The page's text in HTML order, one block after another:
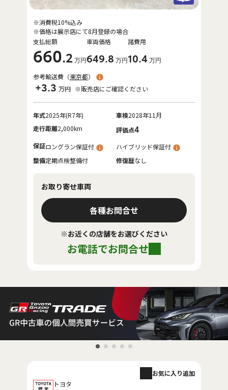
支払総額
660.2 万円
車両価格
649.8 万円
諸費用
10.4 万円
※消費税10%込み
※価格は展示店にて8月登録の場合
参考輸送費（東京都）
+3.3 万円 ※販売店にご確認ください
年式2025年(R7年) 車検2028年11月
走行距離2,000km 評価点4
保証ロングラン保証付
ハイブリッド保証付
整備定期点検整備付 修復歴なし
お取り寄せ車両
各種お問合せ
※お近くの店舗をお選びください
お電話でお問合せ
トヨタ
お気に入り追加